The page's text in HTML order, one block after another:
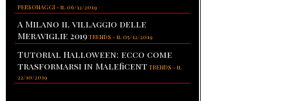
PERSONAGGI-il 06/12/2019
A Milano il villaggio delle
Meraviglie 2019TRENDS -il 05/12/2019
Tutorial Halloween: ecco come
trasformarsi in Maleficent TRENDS -il
22/10/2019